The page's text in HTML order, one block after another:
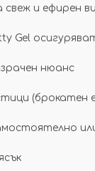
и ефирен
Gel
нюанс
(брокатен